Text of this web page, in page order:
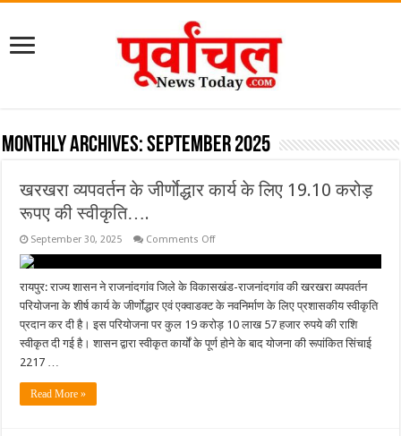
Monthly Archives:September 2025
खरखरा व्यपवर्तन के जीर्णाेद्धार कार्य के लिए 19.10 करोड़
रूपए की स्वीकृति….
September 30, 2025 Comments Offon
जीर्णाेद्धार
कार्य
के
लिए
19.10
करोड़
रायपुर: राज्य शासन ने राजनांदगांव जिले के विकासखंड-राजनांदगांव की खरखरा व्यपवर्तन
परियोजना के शीर्ष कार्य के जीर्णाेद्धार एवं एक्वाडक्ट के नवनिर्माण के लिए प्रशासकीय स्वीकृति
प्रदान कर दी है। इस परियोजना पर कुल 19 करोड़ 10 लाख 57 हजार रुपये की राशि
स्वीकृत दी गई है। शासन द्वारा स्वीकृत कार्यों के पूर्ण होने के बाद योजना की रूपांकित सिंचाई
2217 …
Read More »